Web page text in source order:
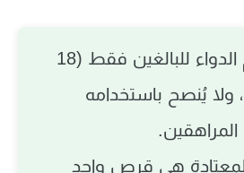
💊 يُستخدم الدواء للبالغين فقط (18
ولا يُنصح باستخدامه
هي قرص واحد